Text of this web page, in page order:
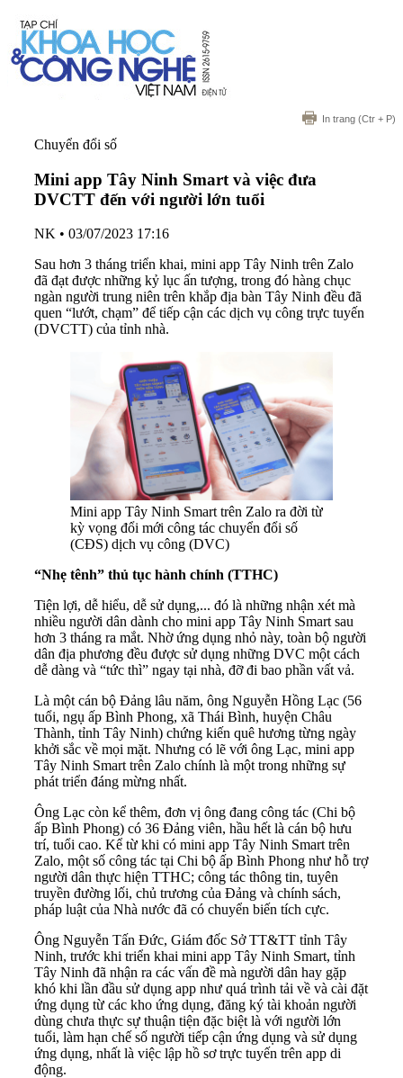
In trang (Ctr + P)
Chuyển đổi số
Mini app Tây Ninh Smart và việc đưa
DVCTT đến với người lớn tuổi
NK • 03/07/2023 17:16
Sau hơn 3 tháng triển khai, mini app Tây Ninh trên Zalo
đã đạt được những kỷ lục ấn tượng, trong đó hàng chục
ngàn người trung niên trên khắp địa bàn Tây Ninh đều đã
quen “lướt, chạm” để tiếp cận các dịch vụ công trực tuyến
(DVCTT) của tỉnh nhà.
Mini app Tây Ninh Smart trên Zalo ra đời từ
kỳ vọng đổi mới công tác chuyển đổi số
(CĐS) dịch vụ công (DVC)
“Nhẹ tênh” thủ tục hành chính (TTHC)
Tiện lợi, dễ hiểu, dễ sử dụng,... đó là những nhận xét mà
nhiều người dân dành cho mini app Tây Ninh Smart sau
hơn 3 tháng ra mắt. Nhờ ứng dụng nhỏ này, toàn bộ người
dân địa phương đều được sử dụng những DVC một cách
dễ dàng và “tức thì” ngay tại nhà, đỡ đi bao phần vất vả.
Là một cán bộ Đảng lâu năm, ông Nguyễn Hồng Lạc (56
tuổi, ngụ ấp Bình Phong, xã Thái Bình, huyện Châu
Thành, tỉnh Tây Ninh) chứng kiến quê hương từng ngày
khởi sắc về mọi mặt. Nhưng có lẽ với ông Lạc, mini app
Tây Ninh Smart trên Zalo chính là một trong những sự
phát triển đáng mừng nhất.
Ông Lạc còn kể thêm, đơn vị ông đang công tác (Chi bộ
ấp Bình Phong) có 36 Đảng viên, hầu hết là cán bộ hưu
trí, tuổi cao. Kể từ khi có mini app Tây Ninh Smart trên
Zalo, một số công tác tại Chi bộ ấp Bình Phong như hỗ trợ
người dân thực hiện TTHC; công tác thông tin, tuyên
truyền đường lối, chủ trương của Đảng và chính sách,
pháp luật của Nhà nước đã có chuyển biến tích cực.
Ông Nguyễn Tấn Đức, Giám đốc Sở TT&TT tỉnh Tây
Ninh, trước khi triển khai mini app Tây Ninh Smart, tỉnh
Tây Ninh đã nhận ra các vấn đề mà người dân hay gặp
khó khi lần đầu sử dụng app như quá trình tải về và cài đặt
ứng dụng từ các kho ứng dụng, đăng ký tài khoản người
dùng chưa thực sự thuận tiện đặc biệt là với người lớn
tuổi, làm hạn chế số người tiếp cận ứng dụng và sử dụng
ứng dụng, nhất là việc lập hồ sơ trực tuyến trên app di
động.